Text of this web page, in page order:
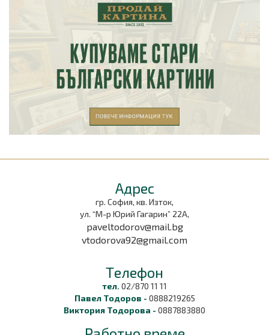
Aдрес
гр. София, кв. Изток,
ул. “М-р Юрий Гагарин” 22А,
paveltodorov@mail.bg
vtodorova92@gmail.com
Tелефон
тел. 02/870 11 11
Павел Тодоров - 0888219265
Виктория Тодорова - 0887883880